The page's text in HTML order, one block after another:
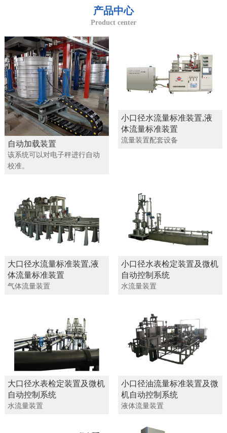
产品中心
Product center
自动加载装置
该系统可以对电子秤进行自动
校准。
小口径水流量标准装置,液
体流量标准装置
流量装置配套设备
大口径水流量标准装置,液
体流量标准装置
气体流量装置
小口径水表检定装置及微机
自动控制系统
水流量装置
大口径水表检定装置及微机
自动控制系统
水流量装置
小口径油流量标准装置及微
机自动控制系统
液体流量装置